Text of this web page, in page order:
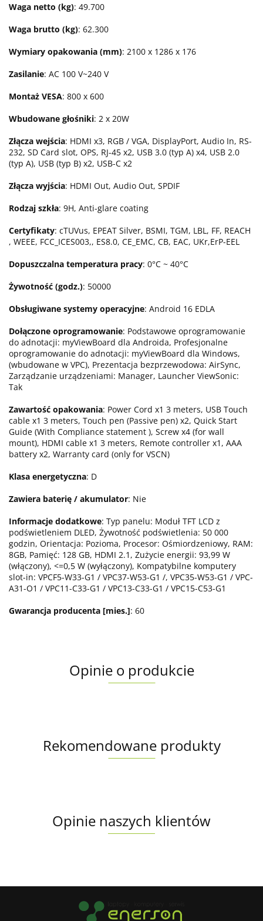
Waga netto (kg): 49.700
Waga brutto (kg): 62.300
Wymiary opakowania (mm): 2100 x 1286 x 176
Zasilanie: AC 100 V~240 V
Montaż VESA: 800 x 600
Wbudowane głośniki: 2 x 20W
Złącza wejścia: HDMI x3, RGB / VGA, DisplayPort, Audio In, RS-
232, SD Card slot, OPS, RJ-45 x2, USB 3.0 (typ A) x4, USB 2.0
(typ A), USB (typ B) x2, USB-C x2
Złącza wyjścia: HDMI Out, Audio Out, SPDIF
Rodzaj szkła: 9H, Anti-glare coating
Certyfikaty: cTUVus, EPEAT Silver, BSMI, TGM, LBL, FF, REACH
, WEEE, FCC_ICES003,, ES8.0, CE_EMC, CB, EAC, UKr,ErP-EEL
Dopuszczalna temperatura pracy: 0°C ~ 40°C
Żywotność (godz.): 50000
Obsługiwane systemy operacyjne: Android 16 EDLA
Dołączone oprogramowanie: Podstawowe oprogramowanie
do adnotacji: myViewBoard dla Androida, Profesjonalne
oprogramowanie do adnotacji: myViewBoard dla Windows,
(wbudowane w VPC), Prezentacja bezprzewodowa: AirSync,
Zarządzanie urządzeniami: Manager, Launcher ViewSonic:
Tak
Zawartość opakowania: Power Cord x1 3 meters, USB Touch
cable x1 3 meters, Touch pen (Passive pen) x2, Quick Start
Guide (With Compliance statement ), Screw x4 (for wall
mount), HDMI cable x1 3 meters, Remote controller x1, AAA
battery x2, Warranty card (only for VSCN)
Klasa energetyczna: D
Zawiera baterię / akumulator: Nie
Informacje dodatkowe: Typ panelu: Moduł TFT LCD z
podświetleniem DLED, Żywotność podświetlenia: 50 000
godzin, Orientacja: Pozioma, Procesor: Ośmiordzeniowy, RAM:
8GB, Pamięć: 128 GB, HDMI 2.1, Zużycie energii: 93,99 W
(włączony), <=0,5 W (wyłączony), Kompatybilne komputery
slot-in: VPCF5-W33-G1 / VPC37-W53-G1 /, VPC35-W53-G1 / VPC-
A31-O1 / VPC11-C33-G1 / VPC13-C33-G1 / VPC15-C53-G1
Gwarancja producenta [mies.]: 60
Opinie o produkcie
Rekomendowane produkty
Opinie naszych klientów